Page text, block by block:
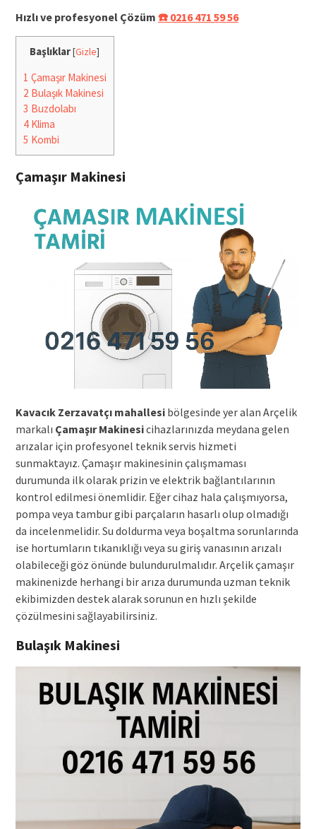
Hızlı ve profesyonel Çözüm ☎️ 0216 471 59 56
Başlıklar[Gizle]
1 Çamaşır Makinesi
2 Bulaşık Makinesi
3 Buzdolabı
4Klima
5 Kombi
Çamaşır Makinesi
Kavacık Zerzavatçı mahallesibölgesinde yer alan Arçelik
markalı Çamaşır Makinesicihazlarınızda meydana gelen
arızalar için profesyonel teknik servis hizmeti
sunmaktayız. Çamaşır makinesinin çalışmaması
durumunda ilk olarak prizin ve elektrik bağlantılarının
kontrol edilmesi önemlidir. Eğer cihaz hala çalışmıyorsa,
pompa veya tambur gibi parçaların hasarlı olup olmadığı
da incelenmelidir. Su doldurma veya boşaltma sorunlarında
ise hortumların tıkanıklığı veya su giriş vanasının arızalı
olabileceği göz önünde bulundurulmalıdır. Arçelik çamaşır
makinenizde herhangi bir arıza durumunda uzman teknik
ekibimizden destek alarak sorunun en hızlı şekilde
çözülmesini sağlayabilirsiniz.
Bulaşık Makinesi